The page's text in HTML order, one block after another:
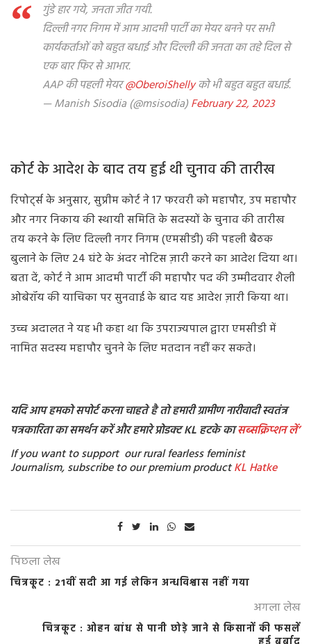
गुंडे हार गये, जनता जीत गयी.
दिल्ली नगर निगम में आम आदमी पार्टी का मेयर बनने पर सभी
कार्यकर्ताओं को बहुत बधाई और दिल्ली की जनता का तहे दिल से
एक बार फिर से आभार.
AAP की पहली मेयर@OberoiShellyको भी बहुत बहुत बधाई.
— Manish Sisodia (@msisodia)February 22, 2023
कोर्ट के आदेश के बाद तय हुई थी चुनाव की तारीख
रिपोर्ट्स के अनुसार, सुप्रीम कोर्ट ने 17 फरवरी को महापौर, उप महापौर
और नगर निकाय की स्थायी समिति के सदस्यों के चुनाव की तारीख
तय करने के लिए दिल्ली नगर निगम (एमसीडी) की पहली बैठक
बुलाने के लिए 24 घंटे के अंदर नोटिस ज़ारी करने का आदेश दिया था।
बता दें, कोर्ट ने आम आदमी पार्टी की महापौर पद की उम्मीदवार शैली
ओबेरॉय की याचिका पर सुनवाई के बाद यह आदेश ज़ारी किया था।
उच्च अदालत ने यह भी कहा था कि उपराज्यपाल द्वारा एमसीडी में
नामित सदस्य महापौर चुनने के लिए मतदान नहीं कर सकते।
यदि आप हमको सपोर्ट करना चाहते है तो हमारी ग्रामीण नारीवादी स्वतंत्र
पत्रकारिता का समर्थन करें और हमारे प्रोडक्ट KL हटके कासब्सक्रिप्शनलें’
If you want to support our rural fearless feminist
Journalism, subscribe to our premium productKL Hatke
पिछला लेख
चित्रकूट : 21वीं सदी आ गई लेकिन अन्धविश्वास नहीं गया
अगला लेख
चित्रकूट : ओहन बांध से पानी छोड़े जाने से किसानों की फसलें